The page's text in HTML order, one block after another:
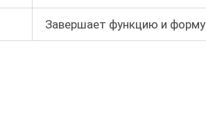
Завершает функцию и форму